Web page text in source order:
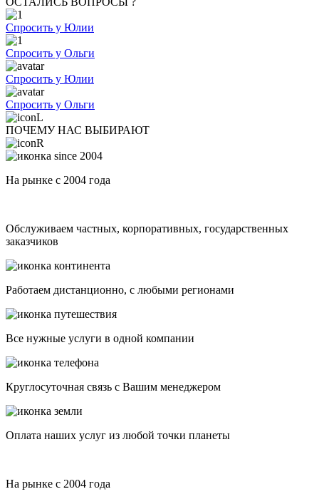
Спросить у Юлии
Спросить у Ольги
Спросить у Юлии
Спросить у Ольги
ПОЧЕМУ НАС ВЫБИРАЮТ
На рынке с 2004 года
Обслуживаем частных, корпоративных, государственных
заказчиков
Работаем дистанционно, с любыми регионами
Все нужные услуги в одной компании
Круглосуточная связь с Вашим менеджером
Оплата наших услуг из любой точки планеты
На рынке с 2004 года